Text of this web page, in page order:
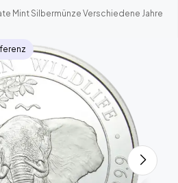
Mint Silbermünze Verschiedene Jahre